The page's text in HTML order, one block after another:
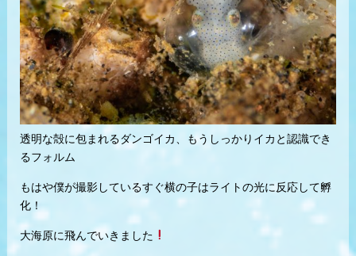
透明な殻に包まれるダンゴイカ、もうしっかりイカと認識でき
るフォルム
もはや僕が撮影しているすぐ横の子はライトの光に反応して孵
化！
大海原に飛んでいきました